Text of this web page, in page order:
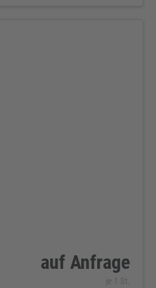
auf Anfrage
je 1 St.